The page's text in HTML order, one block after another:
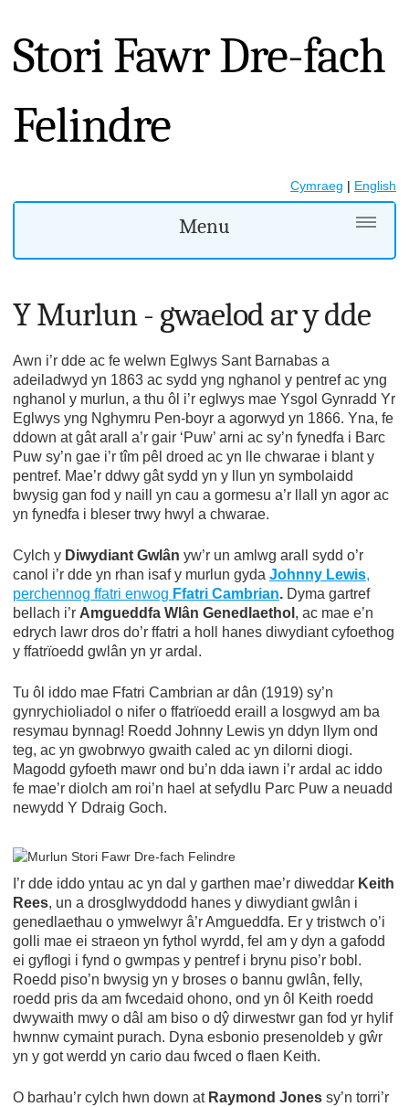
Stori Fawr Dre-fach
Felindre
Cymraeg | English
Menu
Y Murlun - gwaelod ar y dde
Awn i’r dde ac fe welwn Eglwys Sant Barnabas a
adeiladwyd yn 1863 ac sydd yng nghanol y pentref ac yng
nghanol y murlun, a thu ôl i’r eglwys mae Ysgol Gynradd Yr
Eglwys yng Nghymru Pen-boyr a agorwyd yn 1866. Yna, fe
ddown at gât arall a’r gair ‘Puw’ arni ac sy’n fynedfa i Barc
Puw sy’n gae i’r tîm pêl droed ac yn lle chwarae i blant y
pentref. Mae’r ddwy gât sydd yn y llun yn symbolaidd
bwysig gan fod y naill yn cau a gormesu a’r llall yn agor ac
yn fynedfa i bleser trwy hwyl a chwarae.
Cylch y Diwydiant Gwlân yw’r un amlwg arall sydd o’r
canol i’r dde yn rhan isaf y murlun gyda Johnny Lewis,
perchennog ffatri enwog Ffatri Cambrian. Dyma gartref
bellach i’r Amgueddfa Wlân Genedlaethol , ac mae e’n
edrych lawr dros do’r ffatri a holl hanes diwydiant cyfoethog
y ffatrïoedd gwlân yn yr ardal.
Tu ôl iddo mae Ffatri Cambrian ar dân (1919) sy’n
gynrychioliadol o nifer o ffatrïoedd eraill a losgwyd am ba
resymau bynnag! Roedd Johnny Lewis yn ddyn llym ond
teg, ac yn gwobrwyo gwaith caled ac yn dilorni diogi.
Magodd gyfoeth mawr ond bu’n dda iawn i’r ardal ac iddo
fe mae’r diolch am roi’n hael at sefydlu Parc Puw a neuadd
newydd Y Ddraig Goch.
I’r dde iddo yntau ac yn dal y garthen mae’r diweddar Keith
Rees, un a drosglwyddodd hanes y diwydiant gwlân i
genedlaethau o ymwelwyr â’r Amgueddfa. Er y tristwch o’i
golli mae ei straeon yn fythol wyrdd, fel am y dyn a gafodd
ei gyflogi i fynd o gwmpas y pentref i brynu piso’r bobl.
Roedd piso’n bwysig yn y broses o bannu gwlân, felly,
roedd pris da am fwcedaid ohono, ond yn ôl Keith roedd
dwywaith mwy o dâl am biso o dŷ dirwestwr gan fod yr hylif
hwnnw cymaint purach. Dyna esbonio presenoldeb y gŵr
yn y got werdd yn cario dau fwced o flaen Keith.
O barhau’r cylch hwn down at Raymond Jones sy’n torri’r